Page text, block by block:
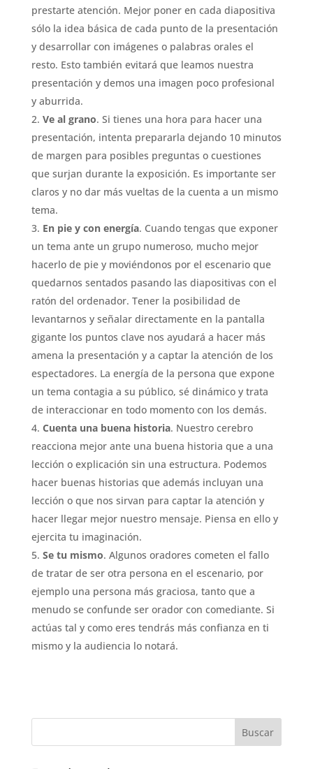
prestarte atención. Mejor poner en cada diapositiva
sólo la idea básica de cada punto de la presentación
y desarrollar con imágenes o palabras orales el
resto. Esto también evitará que leamos nuestra
presentación y demos una imagen poco profesional
y aburrida.
Ve al grano. Si tienes una hora para hacer una
presentación, intenta prepararla dejando 10 minutos
de margen para posibles preguntas o cuestiones
que surjan durante la exposición. Es importante ser
claros y no dar más vueltas de la cuenta a un mismo
tema.
En pie y con energía. Cuando tengas que exponer
un tema ante un grupo numeroso, mucho mejor
hacerlo de pie y moviéndonos por el escenario que
quedarnos sentados pasando las diapositivas con el
ratón del ordenador. Tener la posibilidad de
levantarnos y señalar directamente en la pantalla
gigante los puntos clave nos ayudará a hacer más
amena la presentación y a captar la atención de los
espectadores. La energía de la persona que expone
un tema contagia a su público, sé dinámico y trata
de interaccionar en todo momento con los demás.
Cuenta una buena historia. Nuestro cerebro
reacciona mejor ante una buena historia que a una
lección o explicación sin una estructura. Podemos
hacer buenas historias que además incluyan una
lección o que nos sirvan para captar la atención y
hacer llegar mejor nuestro mensaje. Piensa en ello y
ejercita tu imaginación.
Se tu mismo. Algunos oradores cometen el fallo
de tratar de ser otra persona en el escenario, por
ejemplo una persona más graciosa, tanto que a
menudo se confunde ser orador con comediante. Si
actúas tal y como eres tendrás más confianza en ti
mismo y la audiencia lo notará.